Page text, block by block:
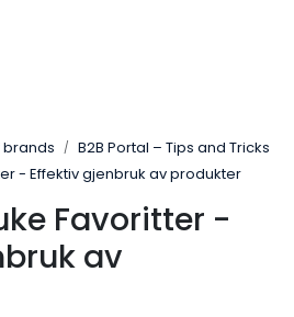
brands
B2B Portal – Tips and Tricks
- Effektiv gjenbruk av produkter
Favoritter -
av